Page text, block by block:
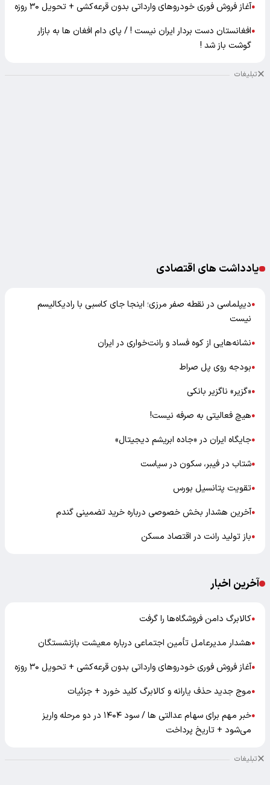
●آغاز فروش فوری خودروهای وارداتی بدون قرعه‌کشی + تحویل ۳۰ روزه
●افغانستان دست بردار ایران نیست ! / پای دام افغان ها به بازار
گوشت باز شد !
تبلیغات
یادداشت های اقتصادی
●دیپلماسی در نقطه صفر مرزی؛ اینجا جای کاسبی با رادیکالیسم
نیست
●نشانه‌هایی از کوه فساد و رانت‌خواری در ایران
●بودجه روی پل صراط
●«گزیر» ناگزیر بانکی
●هیچ فعالیتی به صرفه نیست!
●جایگاه ایران در «جاده ابریشم دیجیتال»
●شتاب در فیبر، سکون در سیاست
●تقویت پتانسیل بورس
●آخرین هشدار بخش خصوصی درباره خرید تضمینی گندم
●باز تولید رانت در اقتصاد مسکن
آخرین اخبار
●کالابرگ دامن فروشگاه‌ها را گرفت
●هشدار مدیرعامل تأمین اجتماعی درباره معیشت بازنشستگان
●آغاز فروش فوری خودروهای وارداتی بدون قرعه‌کشی + تحویل ۳۰ روزه
●موج جدید حذف یارانه و کالابرگ کلید خورد + جزئیات
●
خبر مهم برای سهام عدالتی ها / سود ۱۴۰۴ در دو مرحله واریز
می‌شود + تاریخ پرداخت
تبلیغات